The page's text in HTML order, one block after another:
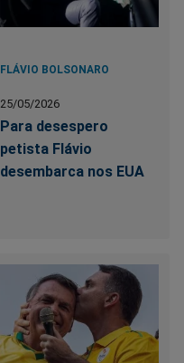
FLÁVIO BOLSONARO
25/05/2026
Para desespero
petista Flávio
desembarca nos EUA